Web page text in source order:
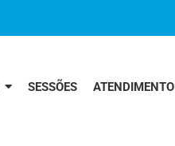
SESSÕES ATENDIMENTO